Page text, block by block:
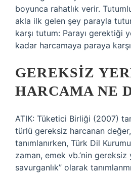
boyunca rahatlık verir.
akla ilk gelen şey parayla
karşı tutum: Parayı gerektiği
kadar harcamaya paraya
GEREKSIZ
HARCAMA NE
ATIK: Tüketici Birliği (2007)
türlü gereksiz harcanan
tanımlanırken, Türk Dil
zaman, emek vb.’nin gereksiz
savurganlık” olarak